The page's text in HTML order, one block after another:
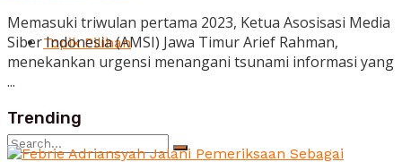
Topik Pilihan
Memasuki triwulan pertama 2023, Ketua Asosisasi Media
Siber Indonesia (AMSI) Jawa Timur Arief Rahman,
menekankan urgensi menangani tsunami informasi yang
...
Trending